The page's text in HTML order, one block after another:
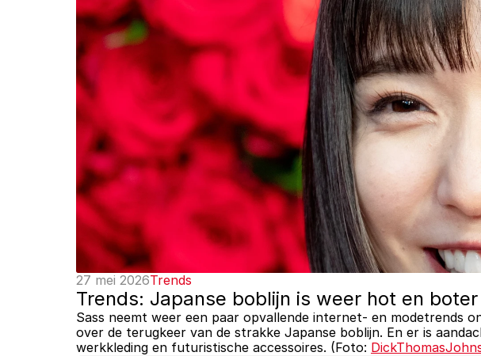
27 mei 2026Trends
Trends: Japanse boblijn is weer hot en
Sass neemt weer een paar opvallende internet- en modetrends
over de terugkeer van de strakke Japanse boblijn. En er is
werkkleding en futuristische accessoires. (Foto: